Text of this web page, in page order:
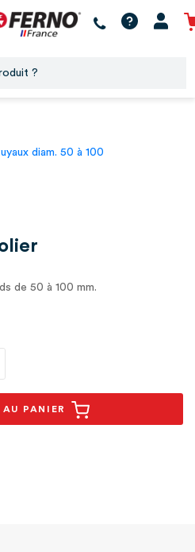
de 50 à 100 mm.
PANIER